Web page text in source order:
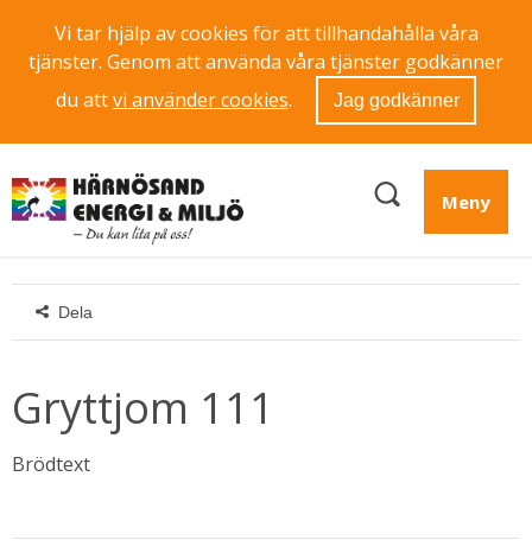
Vi tar hjälp av cookies för att tillhandahålla våra
tjänster. Genom att använda våra tjänster godkänner
du attvi använder cookies. Jag godkänner
Meny
Dela
Gryttjom 111
Brödtext